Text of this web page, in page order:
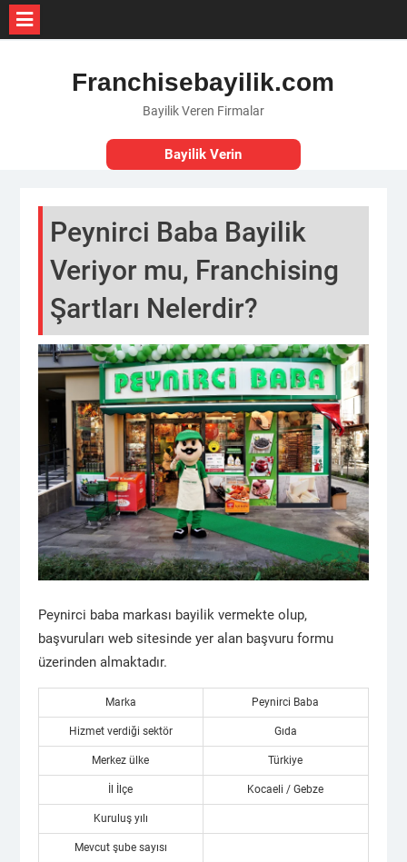
Franchisebayilik.com
Bayilik Veren Firmalar
Bayilik Verin
Peynirci Baba Bayilik
Veriyor mu, Franchising
Şartları Nelerdir?
Peynirci baba markası bayilik vermekte olup,
başvuruları web sitesinde yer alan başvuru formu
üzerinden almaktadır.
Marka Peynirci Baba
Hizmet verdiği sektör Gıda
Merkez ülke Türkiye
İl İlçe Kocaeli / Gebze
Kuruluş yılı
Mevcut şube sayısı